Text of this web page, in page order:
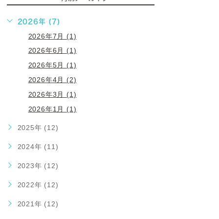
2026年 (7)
2026年7月 (1)
2026年6月 (1)
2026年5月 (1)
2026年4月 (2)
2026年3月 (1)
2026年1月 (1)
2025年 (12)
2024年 (11)
2023年 (12)
2022年 (12)
2021年 (12)